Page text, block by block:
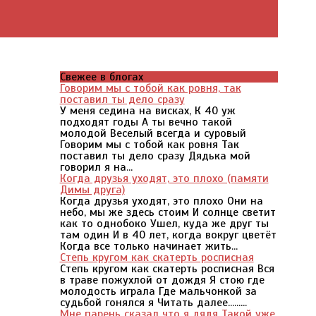
Свежее в блогах
Говорим мы с тобой как ровня, так
поставил ты дело сразу
У меня седина на висках, К 40 уж
подходят годы А ты вечно такой
молодой Веселый всегда и суровый
Говорим мы с тобой как ровня Так
поставил ты дело сразу Дядька мой
говорил я на...
Когда друзья уходят, это плохо (памяти
Димы друга)
Когда друзья уходят, это плохо Они на
небо, мы же здесь стоим И солнце светит
как то однобоко Ушел, куда же друг ты
там один И в 40 лет, когда вокруг цветёт
Когда все только начинает жить...
Степь кругом как скатерть росписная
Степь кругом как скатерть росписная Вся
в траве пожухлой от дождя Я стою где
молодость играла Где мальчонкой за
судьбой гонялся я Читать далее.........